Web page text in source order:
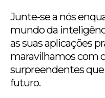
Junte-se a nós
mundo da
as suas aplicações
maravilhamos com
surpreendentes
futuro.